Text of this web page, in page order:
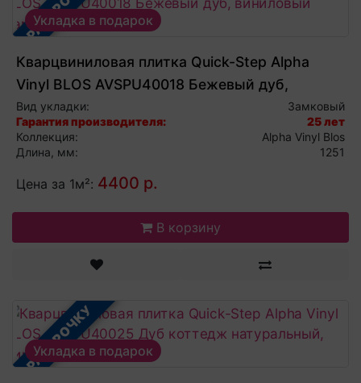
Укладка в подарок
Кварцвиниловая плитка Quick-Step Alpha
Vinyl BLOS AVSPU40018 Бежевый дуб,
виниловый ламинат
Вид укладки:
Замковый
Гарантия производителя:
25 лет
Коллекция:
Alpha Vinyl Blos
Длина, мм:
1251
Цена за 1м²: 4400 р.
В корзину
В РАССРОЧКУ
Укладка в подарок